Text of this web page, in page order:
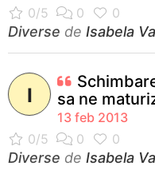
Diverse de Isabela
I
sa ne
13 feb 2013
Diverse de Isabela